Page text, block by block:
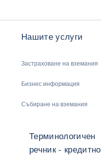
Нашите услуги
Застраховане на вземания
Бизнес информация
Събиране на вземания
Терминологичен
речник - кредитно